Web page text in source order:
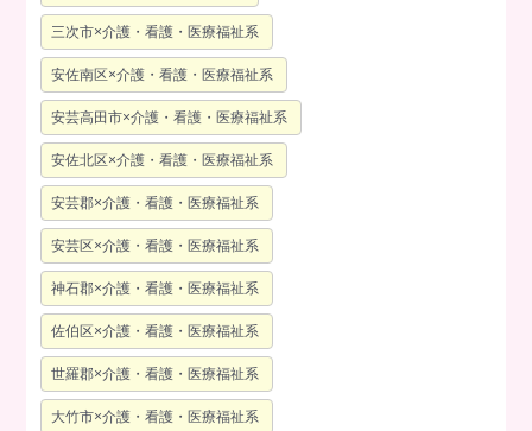
三次市×介護・看護・医療福祉系
安佐南区×介護・看護・医療福祉系
安芸高田市×介護・看護・医療福祉系
安佐北区×介護・看護・医療福祉系
安芸郡×介護・看護・医療福祉系
安芸区×介護・看護・医療福祉系
神石郡×介護・看護・医療福祉系
佐伯区×介護・看護・医療福祉系
世羅郡×介護・看護・医療福祉系
大竹市×介護・看護・医療福祉系